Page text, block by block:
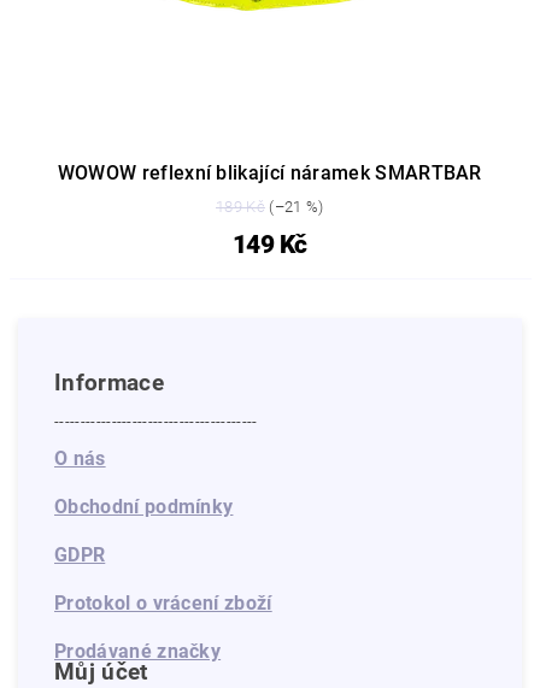
WOWOW reflexní blikající náramek SMARTBAR
189 Kč(–21 %)
149 Kč
Informace
---------------------------------------
O nás
Obchodní podmínky
GDPR
Protokol o vrácení zboží
Prodávané značky
Můj účet